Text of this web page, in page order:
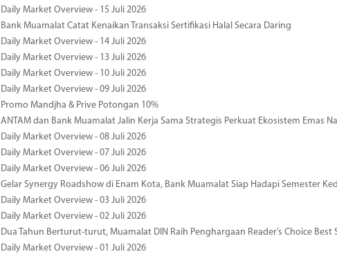
Daily Market Overview - 15 Juli 2026
Bank Muamalat Catat Kenaikan Transaksi Sertifikasi Halal Secara Daring
Daily Market Overview - 14 Juli 2026
Daily Market Overview - 13 Juli 2026
Daily Market Overview - 10 Juli 2026
Daily Market Overview - 09 Juli 2026
Promo Mandjha & Prive Potongan 10%
ANTAM dan Bank Muamalat Jalin Kerja Sama Strategis Perkuat Ekosistem Emas
Daily Market Overview - 08 Juli 2026
Daily Market Overview - 07 Juli 2026
Daily Market Overview - 06 Juli 2026
Gelar Synergy Roadshow di Enam Kota, Bank Muamalat Siap Hadapi Semester
Daily Market Overview - 03 Juli 2026
Daily Market Overview - 02 Juli 2026
Dua Tahun Berturut-turut, Muamalat DIN Raih Penghargaan Reader’s Choice Best
Daily Market Overview - 01 Juli 2026